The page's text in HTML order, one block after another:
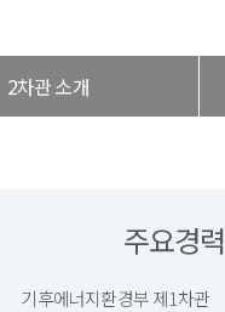
2차관 소개
주요경력
기후에너지환경부 제1차관